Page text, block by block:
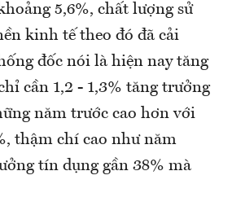
5,6%, chất lượng sử
kinh tế theo đó đã cải
đốc nói là hiện nay tăng
cần 1,2 - 1,3% tăng trưởng
năm trước cao hơn với
thậm chí cao như năm
tín dụng gần 38% mà